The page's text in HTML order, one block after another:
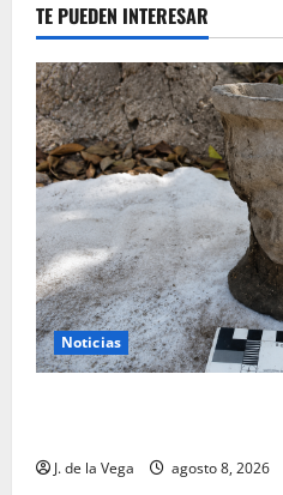
TE PUEDEN INTERESAR
Noticias
J. de la Vega agosto 8, 2026